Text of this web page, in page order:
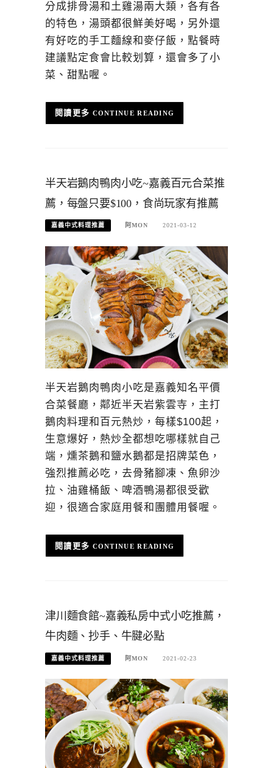
分成排骨湯和土雞湯兩大類，各有各
的特色，湯頭都很鮮美好喝，另外還
有好吃的手工麵線和麥仔飯，點餐時
建議點定食會比較划算，還會多了小
菜、甜點喔。
CONTINUE READING
半天岩鵝肉鴨肉小吃~嘉義百元合菜推
薦，每盤只要$100，食尚玩家有推薦
嘉義中式料理推薦 阿MON 2021-03-12
半天岩鵝肉鴨肉小吃是嘉義知名平價
合菜餐廳，鄰近半天岩紫雲寺，主打
鵝肉料理和百元熱炒，每樣$100起，
生意爆好，熱炒全都想吃哪樣就自己
端，燻茶鵝和鹽水鵝都是招牌菜色，
強烈推薦必吃，去骨豬腳凍、魚卵沙
拉、油雞桶飯、啤酒鴨湯都很受歡
迎，很適合家庭用餐和團體用餐喔。
CONTINUE READING
津川麵食館~嘉義私房中式小吃推薦，
牛肉麵、抄手、牛腱必點
嘉義中式料理推薦 阿MON 2021-02-23